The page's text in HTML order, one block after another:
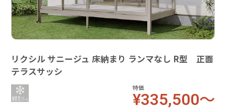
リクシル サニージュ 床納まり ランマなし R型 正面
テラスサッシ
特価
¥335,500～